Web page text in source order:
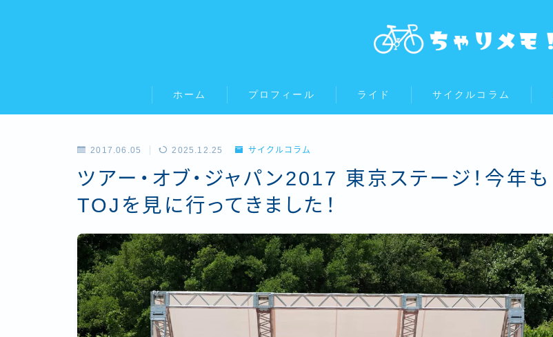
ホーム プロフィール ライド サイクルコラム
2017.06.05 2025.12.25 サイクルコラム
ツアー・オブ・ジャパン2017 東京ステージ！今年も
TOJを見に行ってきました！